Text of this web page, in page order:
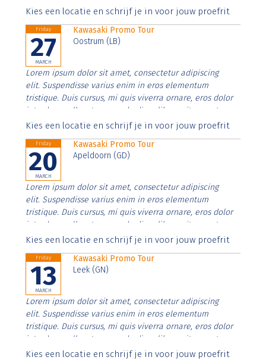
Aenean faucibus nibh et justo cursus id rutrum lorem
Kies een locatie en schrijf je in voor jouw proefrit
Friday
27
MARCH
Kawasaki Promo Tour
Oostrum (LB)
Lorem ipsum dolor sit amet, consectetur adipiscing
elit. Suspendisse varius enim in eros elementum
tristique. Duis cursus, mi quis viverra ornare, eros dolor
interdum nulla, ut commodo diam libero vitae erat.
Aenean faucibus nibh et justo cursus id rutrum lorem
Kies een locatie en schrijf je in voor jouw proefrit
Friday
20
MARCH
Kawasaki Promo Tour
Apeldoorn (GD)
Lorem ipsum dolor sit amet, consectetur adipiscing
elit. Suspendisse varius enim in eros elementum
tristique. Duis cursus, mi quis viverra ornare, eros dolor
interdum nulla, ut commodo diam libero vitae erat.
Aenean faucibus nibh et justo cursus id rutrum lorem
Kies een locatie en schrijf je in voor jouw proefrit
Friday
13
MARCH
Kawasaki Promo Tour
Leek (GN)
Lorem ipsum dolor sit amet, consectetur adipiscing
elit. Suspendisse varius enim in eros elementum
tristique. Duis cursus, mi quis viverra ornare, eros dolor
interdum nulla, ut commodo diam libero vitae erat.
Aenean faucibus nibh et justo cursus id rutrum lorem
Kies een locatie en schrijf je in voor jouw proefrit